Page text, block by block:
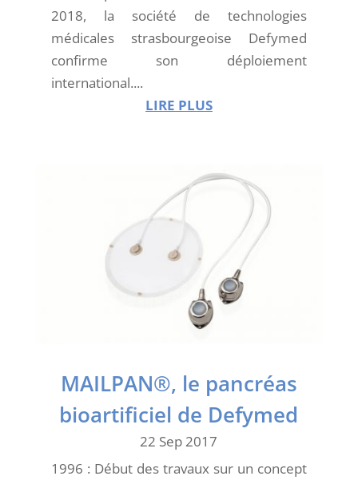
2018, la société de technologies
médicales strasbourgeoise Defymed
confirme son déploiement
international....
LIRE PLUS
MAILPAN®, le pancréas
bioartificiel de Defymed
22 Sep 2017
1996 : Début des travaux sur un concept